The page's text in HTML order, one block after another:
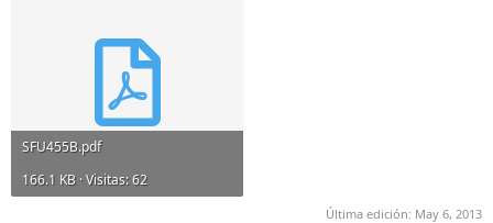
SFU455B.pdf
166.1 KB · Visitas: 62
Última edición: May 6, 2013